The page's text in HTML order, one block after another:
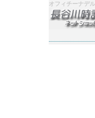
オフィチーナデ